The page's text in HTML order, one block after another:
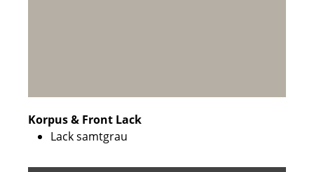
Korpus & Front Lack
Lack samtgrau